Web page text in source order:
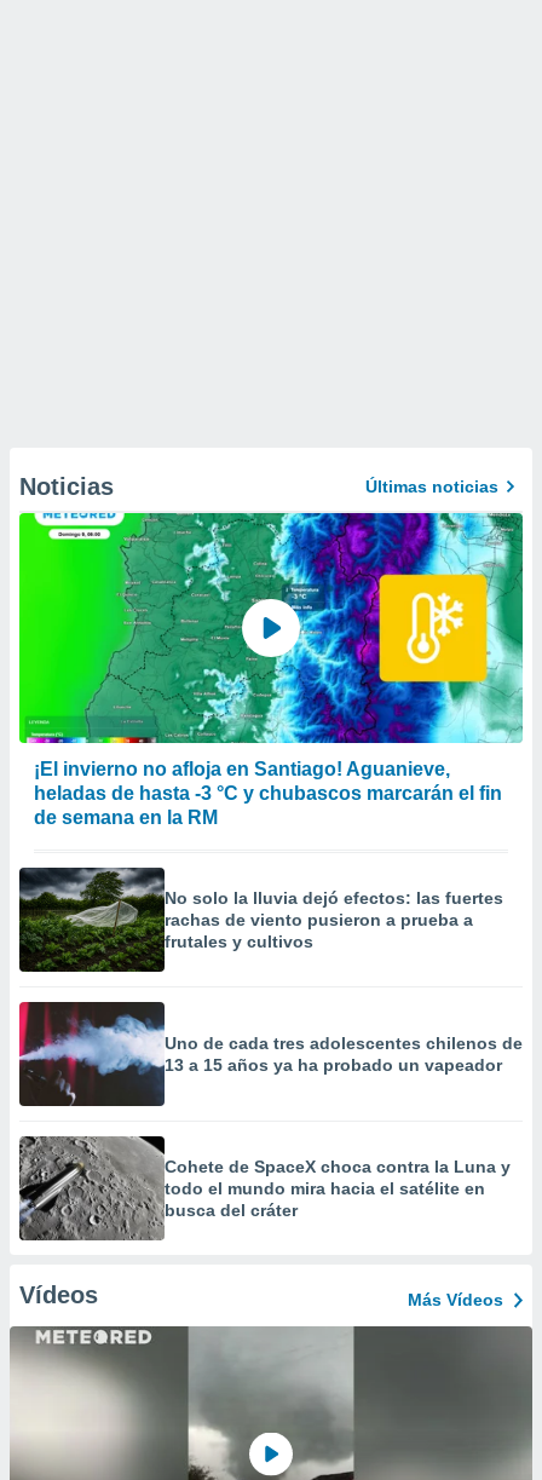
Noticias Últimas noticias
¡El invierno no afloja en Santiago! Aguanieve,
heladas de hasta -3 °C y chubascos marcarán el fin
de semana en la RM
No solo la lluvia dejó efectos: las fuertes
rachas de viento pusieron a prueba a
frutales y cultivos
Uno de cada tres adolescentes chilenos de
13 a 15 años ya ha probado un vapeador
Cohete de SpaceX choca contra la Luna y
todo el mundo mira hacia el satélite en
busca del cráter
Vídeos Más Vídeos